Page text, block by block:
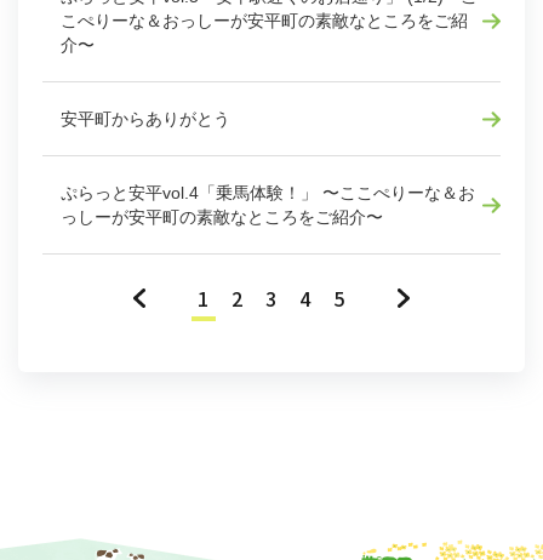
こぺりーな＆おっしーが安平町の素敵なところをご紹
介〜
安平町からありがとう
ぷらっと安平vol.4「乗馬体験！」 〜ここぺりーな＆お
っしーが安平町の素敵なところをご紹介〜
« 1 2 3 4 5 »